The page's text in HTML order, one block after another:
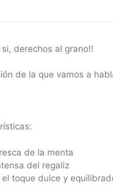
si, derechos al grano!!
de la que vamos a
de la menta
del regaliz
el toque dulce y